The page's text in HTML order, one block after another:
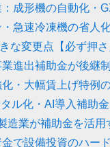
成形機の自動化・
急速冷凍機の省人
な変更点【必ず押さ
進出補助金が後継
・大幅賃上げ特例
ル化・AI導入補助
造業が補助金を活
で設備投資のハー